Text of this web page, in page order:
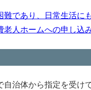
であり、日常生活
人ホームへの申し込
治体から指定を受